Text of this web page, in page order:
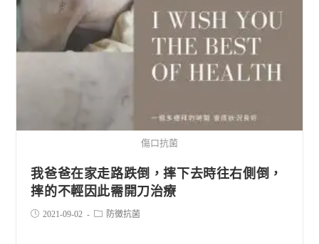
傷口抗菌
我爸爸在家走路跌倒，摔下去時往右側倒，
摔的不輕因此需開刀治療
2021-09-02 防黴抗菌